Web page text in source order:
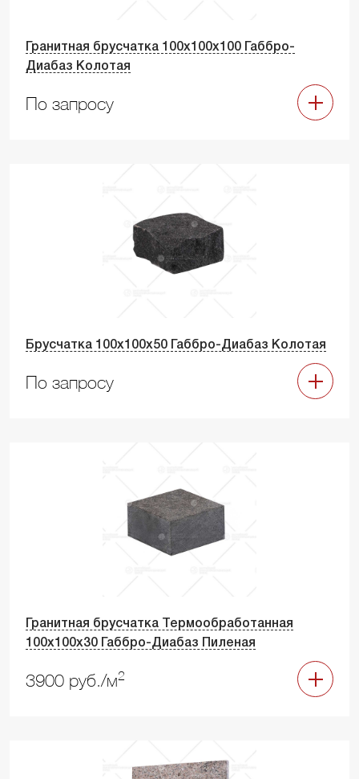
Гранитная брусчатка 100х100х100 Габбро-
Диабаз Колотая
По запросу
Брусчатка 100х100х50 Габбро-Диабаз Колотая
По запросу
Гранитная брусчатка Термообработанная
100х100х30 Габбро-Диабаз Пиленая
3900 руб./м2